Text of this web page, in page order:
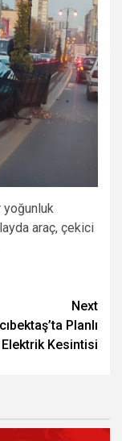
yoğunluk
araç, çekici
Next
Planlı
Elektrik Kesintisi